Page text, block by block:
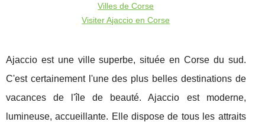
Villes de Corse
Visiter Ajaccio en Corse
Ajaccio est une ville superbe, située en Corse du sud.
C'est certainement l'une des plus belles destinations de
vacances de l'île de beauté. Ajaccio est moderne,
lumineuse, accueillante. Elle dispose de tous les attraits